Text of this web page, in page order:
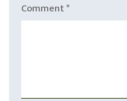
Comment*